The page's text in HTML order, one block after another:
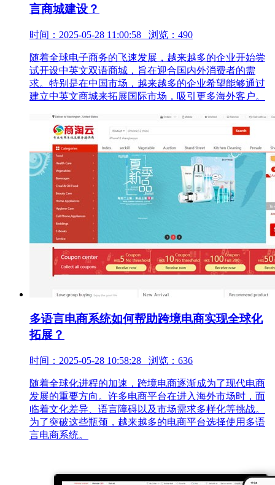
言商城建设？
时间：2025-05-28 11:00:58 浏览：490
随着全球电子商务的飞速发展，越来越多的企业开始尝
试开设中英文双语商城，旨在迎合国内外消费者的需
求。特别是在中国市场，越来越多的企业希望能够通过
建立中英文商城来拓展国际市场，吸引更多海外客户。
多语言电商系统如何帮助跨境电商实现全球化
拓展？
时间：2025-05-28 10:58:28 浏览：636
随着全球化进程的加速，跨境电商逐渐成为了现代电商
发展的重要方向。许多电商平台在进入海外市场时，面
临着文化差异、语言障碍以及市场需求多样化等挑战。
为了突破这些瓶颈，越来越多的电商平台选择使用多语
言电商系统。